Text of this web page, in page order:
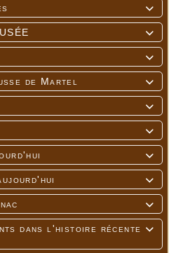




de Martel






dans l'histoire récente